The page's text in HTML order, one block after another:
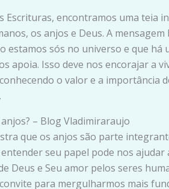
Escrituras, encontramos uma teia
os anjos e Deus. A
estamos sós no universo e que há
apoia. Isso deve nos encorajar a
o valor e a importância
– Blog Vladimiraraujo
que os anjos são parte
seu papel pode nos ajudar
Deus e Seu amor pelos seres
para mergulharmos mais